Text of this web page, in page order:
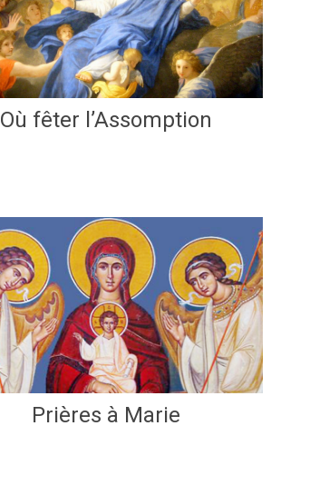
Où fêter l’Assomption
Prières à Marie